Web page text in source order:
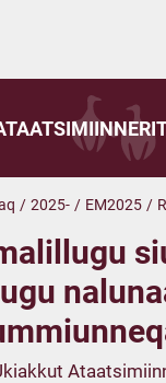
/ 2025- / EM2025 /